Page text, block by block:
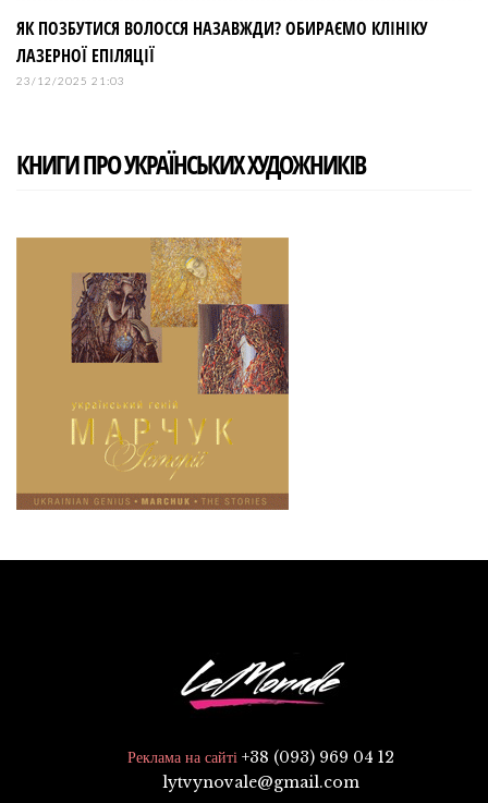
ЯК ПОЗБУТИСЯ ВОЛОССЯ НАЗАВЖДИ? ОБИРАЄМО КЛІНІКУ
ЛАЗЕРНОЇ ЕПІЛЯЦІЇ
23/12/2025 21:03
КНИГИ ПРО УКРАЇНСЬКИХ ХУДОЖНИКІВ
Реклама на сайті +38 (093) 969 04 12
lytvynovale@gmail.com